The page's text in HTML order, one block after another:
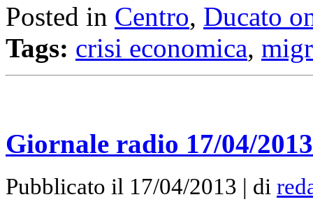
Posted in Centro, Ducato
Tags: crisi economica,
Giornale radio 17/04/
Pubblicato il 17/04/2013 | di